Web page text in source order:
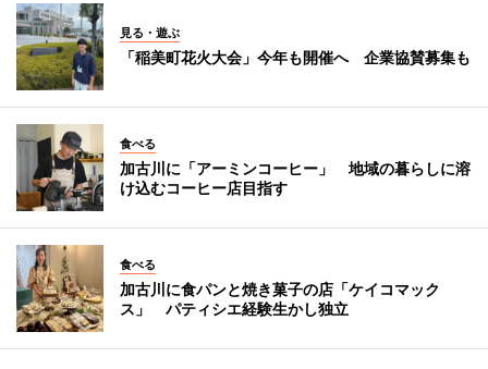
見る・遊ぶ
「稲美町花火大会」今年も開催へ 企業協賛募集も
食べる
加古川に「アーミンコーヒー」 地域の暮らしに溶
け込むコーヒー店目指す
食べる
加古川に食パンと焼き菓子の店「ケイコマック
ス」 パティシエ経験生かし独立